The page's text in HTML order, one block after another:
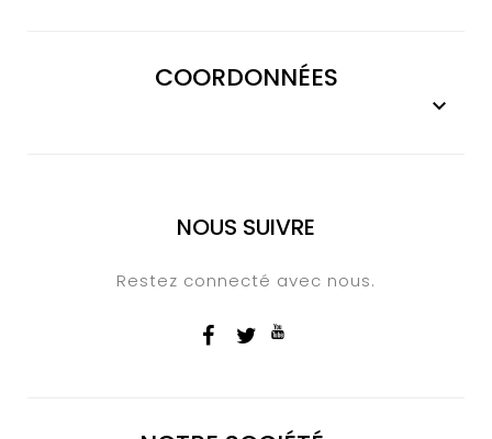
COORDONNÉES

NOUS SUIVRE
Restez connecté avec nous.